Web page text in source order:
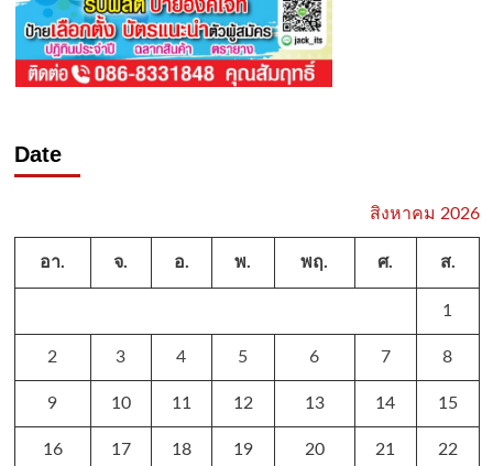
Date
สิงหาคม 2026
อา. จ. อ. พ. พฤ. ศ. ส.
1
2 3 4 5 6 7 8
9 10 11 12 13 14 15
16 17 18 19 20 21 22